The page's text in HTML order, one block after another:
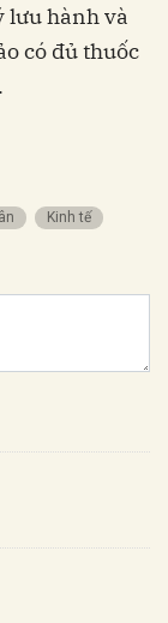
lưu hành và
có đủ thuốc
kinh tế